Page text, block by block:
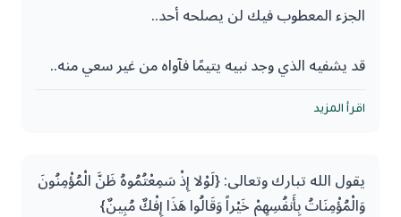
الجزء المعطوب فيك لن يصلحه أحد..
قد يشفيه الذي وجد نبيه يتيمًا فآواه من غير سعي منه..
وقد تسعى فيعينك الذي أسقط الرطب على مريم لما
ولربما شد الله عضدك بمن يعينك معونة السائر لرفيق
اقرأ المزيد
يقول الله تبارك وتعالى: {لَوْلا إِذْ سَمِعْتُمُوهُ ظَنَّ الْمُؤْمِنُونَ
وَالْمُؤْمِنَاتُ بِأَنفُسِهِمْ خَيْراً وَقَالُوا هَذَا إِفْكٌ مُبِينٌ}